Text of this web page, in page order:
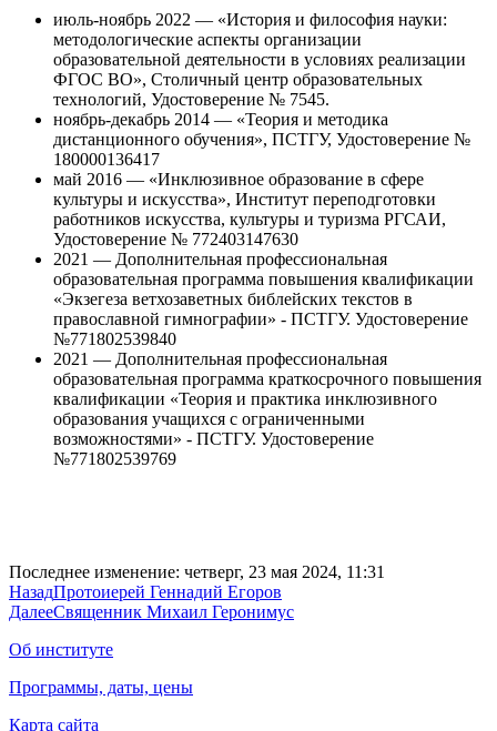
июль-ноябрь 2022 — «История и философия науки:
методологические аспекты организации
образовательной деятельности в условиях реализации
ФГОС ВО», Столичный центр образовательных
технологий, Удостоверение № 7545.
ноябрь-декабрь 2014 — «Теория и методика
дистанционного обучения», ПСТГУ, Удостоверение №
180000136417
май 2016 — «Инклюзивное образование в сфере
культуры и искусства», Институт переподготовки
работников искусства, культуры и туризма РГСАИ,
Удостоверение № 772403147630
2021 — Дополнительная профессиональная
образовательная программа повышения квалификации
«Экзегеза ветхозаветных библейских текстов в
православной гимнографии» - ПСТГУ. Удостоверение
№771802539840
2021 — Дополнительная профессиональная
образовательная программа краткосрочного повышения
квалификации «Теория и практика инклюзивного
образования учащихся с ограниченными
возможностями» - ПСТГУ. Удостоверение
№771802539769
Последнее изменение: четверг, 23 мая 2024, 11:31
НазадПротоиерей Геннадий Егоров
ДалееСвященник Михаил Геронимус
Об институте
Программы, даты, цены
Карта сайта